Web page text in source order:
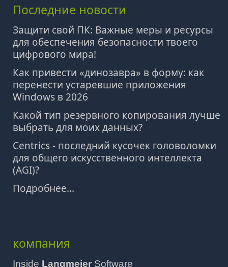
Последние новости
Защити свой ПК: Важные меры и ресурсы
для обеспечения безопасности твоего
цифрового мира!
Как привести «динозавра» в форму: как
перенести устаревшие приложения
Windows в 2026
Какой тип резервного копирования лучше
выбрать для моих данных?
Centrics - последний кусочек головоломки
для общего искусственного интеллекта
(AGI)?
Подробнее...
компания
Inside Langmeier Software